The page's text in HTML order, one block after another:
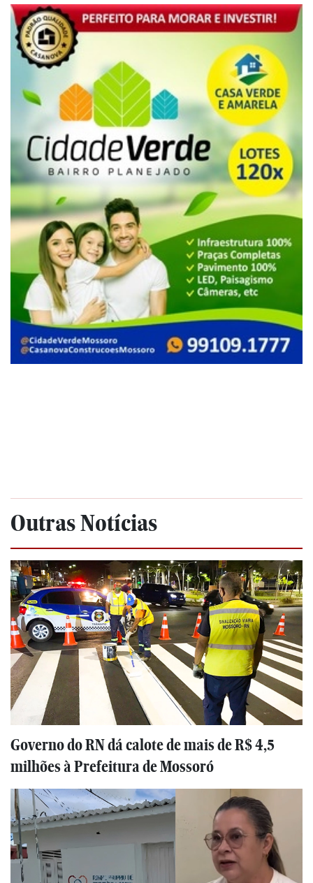
Outras Notícias
Governo do RN dá calote de mais de R$ 4,5
milhões à Prefeitura de Mossoró